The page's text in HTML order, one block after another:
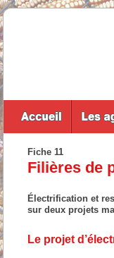
Fiche 11
Filières de
Électrification et
sur deux projets
Le projet